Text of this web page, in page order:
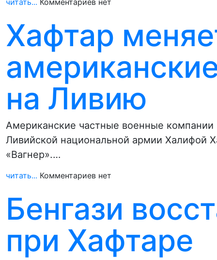
читать... Комментариев нет
Хафтар
на Ливию
Американские частные военные
Ливийской национальной армии Халифой
«Вагнер».…
читать... Комментариев нет
Бенгази
при Хафтаре